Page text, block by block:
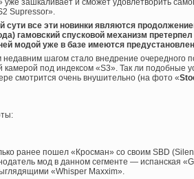
уже зашкаливает и сможет удовлетворить
Supressor».
сути все эти новинки являются
гамовский спусковой механизм
модой уже в базе имеются
шагом стало внедрение очередного
камерой под индексом «S3». Так ли
смотрится очень внушительно (на фото «
ранее пошел «Кросман» со своим SBD
мод в данном сегменте — испанская
«Whisper Maxxim».